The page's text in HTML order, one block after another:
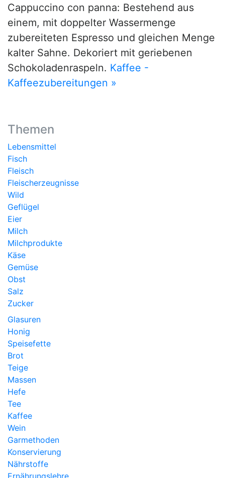
Cappuccino con panna: Bestehend aus
einem, mit doppelter Wassermenge
zubereiteten Espresso und gleichen Menge
kalter Sahne. Dekoriert mit geriebenen
Schokoladenraspeln. Kaffee -
Kaffeezubereitungen »
Themen
Lebensmittel
Fisch
Fleisch
Fleischerzeugnisse
Wild
Geflügel
Eier
Milch
Milchprodukte
Käse
Gemüse
Obst
Salz
Zucker
Glasuren
Honig
Speisefette
Brot
Teige
Massen
Hefe
Tee
Kaffee
Wein
Garmethoden
Konservierung
Nährstoffe
Ernährungslehre